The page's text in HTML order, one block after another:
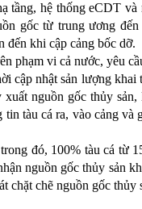
tầng, hệ thống eCDT và
gốc từ trung ương đến
đến khi cập cảng bốc dỡ.
phạm vi cả nước, yêu
cập nhật sản lượng khai
nguồn gốc thủy
tàu cá ra, vào cảng và
đó, 100% tàu cá từ
nguồn gốc thủy sản
chặt chẽ nguồn gốc thủy